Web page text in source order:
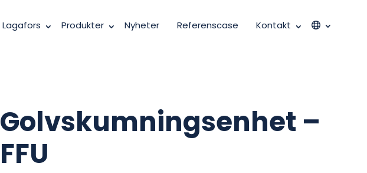
Lagafors Produkter Nyheter Referenscase Kontakt
Golvskumningsenhet –
FFU